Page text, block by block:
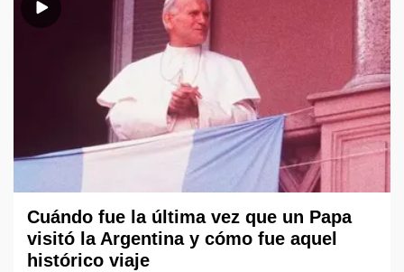
Cuándo fue la última vez que un Papa
visitó la Argentina y cómo fue aquel
histórico viaje